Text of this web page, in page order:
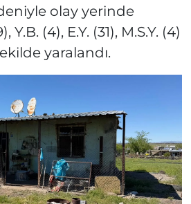
olay yerinde
(4), E.Y. (31), M.S.Y. (4)
yaralandı.